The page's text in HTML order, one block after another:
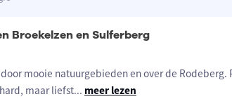
Broekelzen en Sulferberg
mooie natuurgebieden en over de Rodeberg.
maar liefst... meer lezen